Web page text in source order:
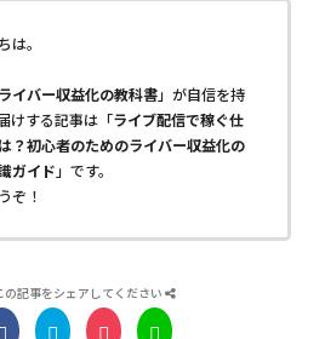
は。
ライバー収益化の教科書」が自信を持
けする記事は「ライブ配信で稼ぐ仕
？初心者のためのライバー収益化の
ガイド 」です。
ぞ！
の記事をシェアしてください